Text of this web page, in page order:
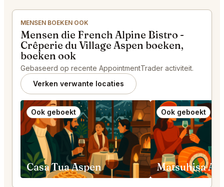
MENSEN BOEKEN OOK
Mensen die French Alpine Bistro -
Crêperie du Village Aspen boeken,
boeken ook
Gebaseerd op recente AppointmentTrader activiteit.
Verken verwante locaties
Ook geboekt
Casa Tua Aspen
Ook geboekt
Matsuhisa